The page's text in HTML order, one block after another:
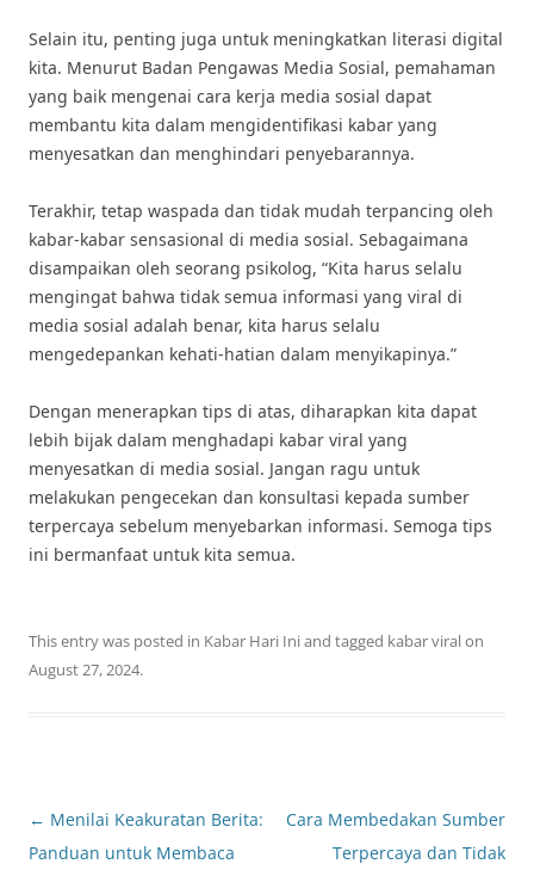
Selain itu, penting juga untuk meningkatkan literasi digital
kita. Menurut Badan Pengawas Media Sosial, pemahaman
yang baik mengenai cara kerja media sosial dapat
membantu kita dalam mengidentifikasi kabar yang
menyesatkan dan menghindari penyebarannya.
Terakhir, tetap waspada dan tidak mudah terpancing oleh
kabar-kabar sensasional di media sosial. Sebagaimana
disampaikan oleh seorang psikolog, “Kita harus selalu
mengingat bahwa tidak semua informasi yang viral di
media sosial adalah benar, kita harus selalu
mengedepankan kehati-hatian dalam menyikapinya.”
Dengan menerapkan tips di atas, diharapkan kita dapat
lebih bijak dalam menghadapi kabar viral yang
menyesatkan di media sosial. Jangan ragu untuk
melakukan pengecekan dan konsultasi kepada sumber
terpercaya sebelum menyebarkan informasi. Semoga tips
ini bermanfaat untuk kita semua.
This entry was posted in Kabar Hari Iniand tagged kabar viralon
August 27, 2024.
Post
navigation
← Menilai Keakuratan Berita:
Panduan untuk Membaca
Cara Membedakan Sumber
Terpercaya dan Tidak